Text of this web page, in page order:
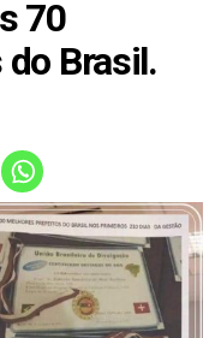
70
Brasil.